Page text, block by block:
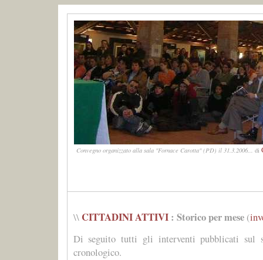
Convegno organizzato alla sala "Fornace Carotta" (PD) il 31.3.2006... di
\\ CITTADINI ATTIVI: Storico per mese(
Di seguito tutti gli interventi pubblicati sul
cronologico.